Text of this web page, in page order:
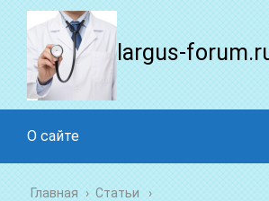
largus-
О сайте
Главная › Статьи